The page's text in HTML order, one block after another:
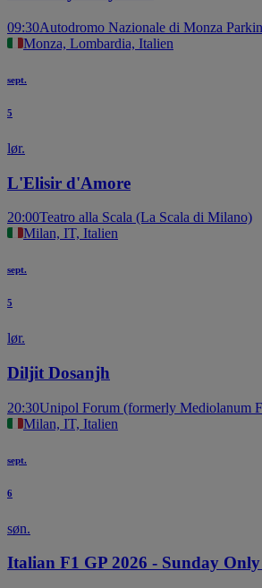
09:30Autodromo Nazionale di Monza
Monza, Lombardia, Italien
sept.
5
lør.
L'Elisir d'Amore
20:00Teatro alla Scala (La Scala di Milano)
Milan, IT, Italien
sept.
5
lør.
Diljit Dosanjh
20:30Unipol Forum (formerly Mediolanum
Milan, IT, Italien
sept.
6
søn.
Italian F1 GP 2026 - Sunday Only